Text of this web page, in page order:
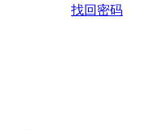
找回密码